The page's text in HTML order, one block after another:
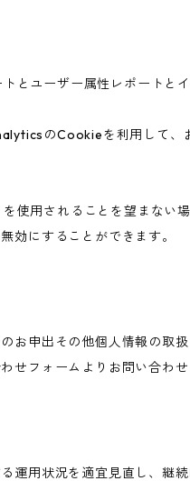
とユーザー属性レポートと
のCookieを利用して、
使用されることを望まな
効にすることができます。
お申出その他個人情報の取
せフォームよりお問い合わせ
運用状況を適宜見直し、継